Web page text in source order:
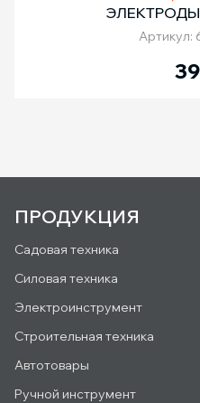
Артикул:
ПРОДУКЦИЯ
Садовая техника
Силовая техника
Электроинструмент
Строительная техника
Автотовары
Ручной инструмент